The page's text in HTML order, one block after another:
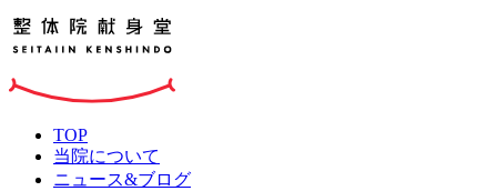
TOP
当院について
ニュース&ブログ